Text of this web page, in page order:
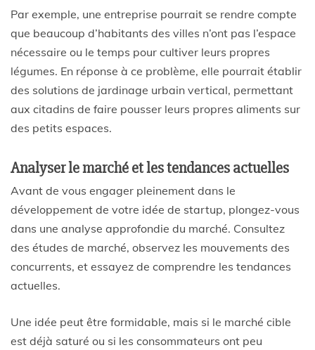
Par exemple, une entreprise pourrait se rendre compte
que beaucoup d’habitants des villes n’ont pas l’espace
nécessaire ou le temps pour cultiver leurs propres
légumes. En réponse à ce problème, elle pourrait établir
des solutions de jardinage urbain vertical, permettant
aux citadins de faire pousser leurs propres aliments sur
des petits espaces.
Analyser le marché et les tendances actuelles
Avant de vous engager pleinement dans le
développement de votre idée de startup, plongez-vous
dans une analyse approfondie du marché. Consultez
des études de marché, observez les mouvements des
concurrents, et essayez de comprendre les tendances
actuelles.
Une idée peut être formidable, mais si le marché cible
est déjà saturé ou si les consommateurs ont peu